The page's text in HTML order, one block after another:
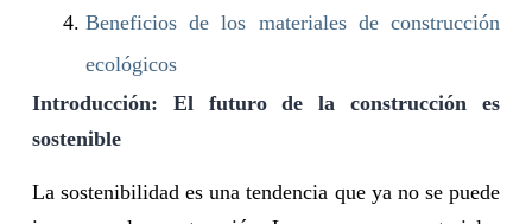
Beneficios de los materiales de construcción
ecológicos
Introducción: El futuro de la construcción es
sostenible
La sostenibilidad es una tendencia que ya no se puede